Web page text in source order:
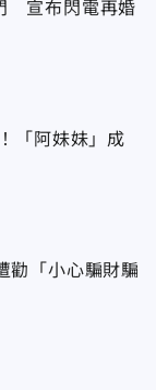
宣布閃電再婚
「阿妹妹」成
勸「小心騙財騙